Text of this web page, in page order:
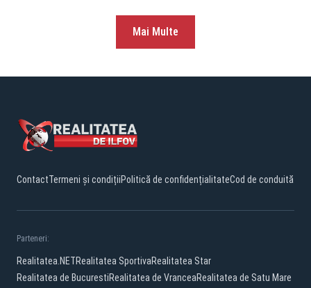
Mai Multe
ContactTermeni și condițiiPolitică de confidențialitateCod de conduită
Parteneri:
Realitatea.NETRealitatea SportivaRealitatea Star
Realitatea de BucurestiRealitatea de VranceaRealitatea de Satu Mare